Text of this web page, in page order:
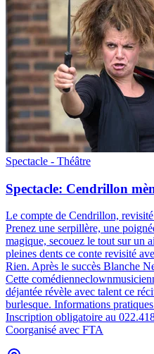
Spectacle - Théâtre
Spectacle: Cendrillon
Le compte de Cendrillon,
Prenez une serpillère, une
magique, secouez le tout sur un
pleines dents ce conte revisité
Rien. Après le succès Blanche
Cette
déjantée révèle avec talent ce
burlesque. Informations
Inscription obligatoire au
Coorganisé avec FTA